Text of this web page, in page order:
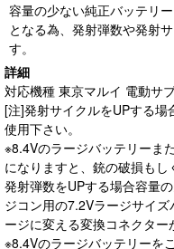
容量の少ない純正バッテリ
となる為、発射弾数や発射
す。
詳細
対応機種 東京マルイ 電動サ
[注]発射サイクルをUPする
使用下さい。
※8.4Vのラージバッテリーま
になりますと、銃の破損もし
発射弾数をUPする場合容量
ジコン用の7.2Vラージサイ
ージに変える変換コネクター
※8.4Vのラージバッテリーを